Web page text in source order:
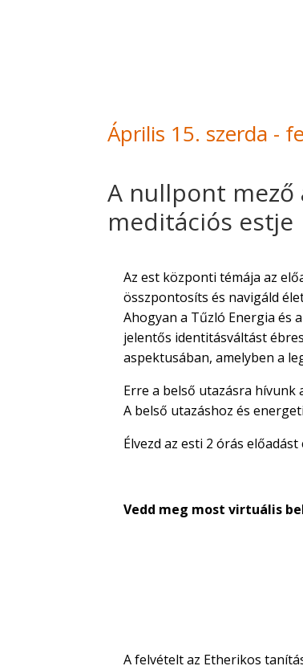
Április 15. szerda -
A nullpont mező
meditációs estje
Az est központi témája az
összpontosíts és navigáld
Ahogyan a Tűzló Energia és
jelentős identitásváltást
aspektusában, amelyben a
Erre a belső utazásra hívunk
A belső utazáshoz és
Élvezd az esti 2 órás
Vedd meg most virtuális
A felvételt az Etherikos